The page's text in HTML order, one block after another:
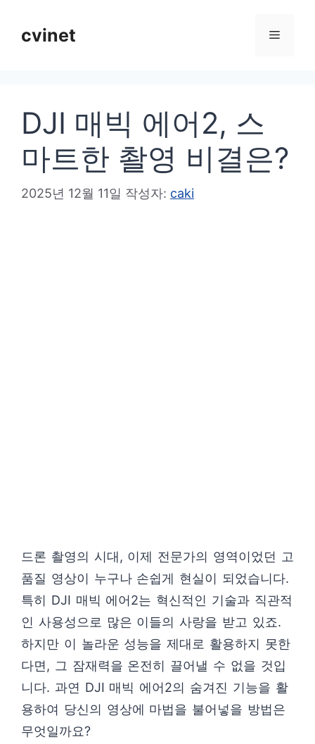
cvinet 메
DJI 매빅 에어2, 스
마트한 촬영 비결은?
2025년 12월 11일 작성자: caki
드론 촬영의 시대, 이제 전문가의 영역이었던 고
품질 영상이 누구나 손쉽게 현실이 되었습니다.
특히 DJI 매빅 에어2는 혁신적인 기술과 직관적
인 사용성으로 많은 이들의 사랑을 받고 있죠.
하지만 이 놀라운 성능을 제대로 활용하지 못한
다면, 그 잠재력을 온전히 끌어낼 수 없을 것입
니다. 과연 DJI 매빅 에어2의 숨겨진 기능을 활
용하여 당신의 영상에 마법을 불어넣을 방법은
무엇일까요?